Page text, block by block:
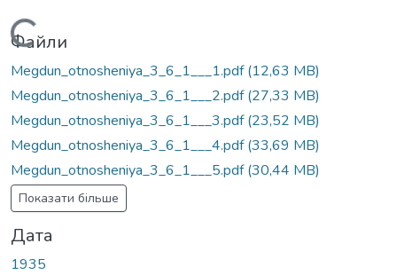
Вантажиться...
Файли
Megdun_otnosheniya_3_6_1___1.pdf(12,63 MB)
Megdun_otnosheniya_3_6_1___2.pdf(27,33 MB)
Megdun_otnosheniya_3_6_1___3.pdf(23,52 MB)
Megdun_otnosheniya_3_6_1___4.pdf(33,69 MB)
Megdun_otnosheniya_3_6_1___5.pdf(30,44 MB)
Показати більше
Дата
1935